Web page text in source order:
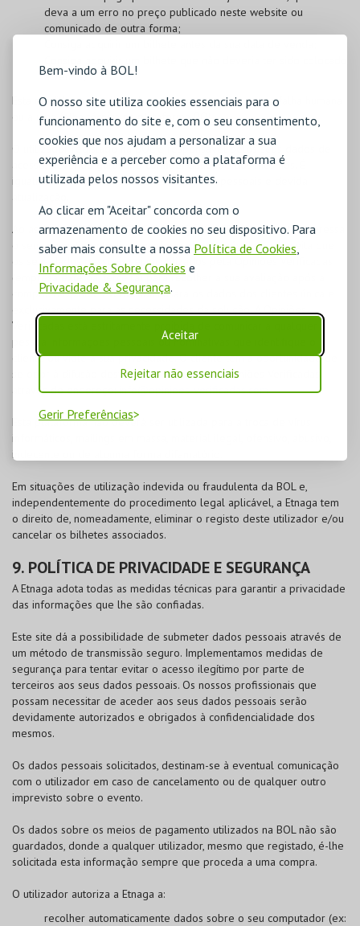
Bem-vindo à BOL!
O nosso site utiliza cookies essenciais para o
funcionamento do site e, com o seu consentimento,
cookies que nos ajudam a personalizar a sua
experiência e a perceber como a plataforma é
utilizada pelos nossos visitantes.
Ao clicar em "Aceitar" concorda com o
armazenamento de cookies no seu dispositivo. Para
saber mais consulte a nossa Política de Cookies,
Informações Sobre Cookies e
Privacidade & Segurança.
Aceitar
Rejeitar não essenciais
Gerir Preferências
deva a um erro no preço publicado neste website ou
comunicado de outra forma;
à venda;
Esta medida será aplicável quer o erro se deva a uma falha humana
ou a uma falha técnica na plataforma BOL.
O utilizador registado naBOLé responsável pelos seus dados de
acesso, devendo garantir a confidencialidade dos mesmos. É
igualmente responsável pelos seus dados pessoais e devida
Ao assinalar "LI E ACEITO AS CONDIÇÕES GERAIS", o cliente expressa
o seu consentimento, livre e informado, através do qual aceita que
os seus dados pessoais sejam utilizados pela Opiniões Verificadas
(empresa externa, terceira) para recolher a sua avaliação após a
compra. A Opiniões Verificadas usará os dados dos clientes única e
exclusivamente para as necessidades da solução. A Opiniões
Verificadas está estritamente proibida de comunicar a qualquer
pessoa informações pessoais ou nominativas que identifique o
cliente ou viole a sua privacidade. O cliente tem a oportunidade de
se opor à difusão desta informação para a Opiniões Verificadas
através do endereço:info@opinioes-verificadas.com
Esta plataforma não deverá ser utilizada para a troca de vírus
informáticos, mailings em massa, material ilegal, ofensivo, abusivo,
indecente ou de alguma forma difamatório.
Em situações de utilização indevida ou fraudulenta da BOLe,
independentemente do procedimento legal aplicável, a Etnaga tem
o direito de, nomeadamente, eliminar o registo deste utilizador e/ou
cancelar os bilhetes associados.
9. POLÍTICA DE PRIVACIDADE E SEGURANÇA
A Etnaga adota todas as medidas técnicas para garantir a privacidade
das informações que lhe são confiadas.
Este site dá a possibilidade de submeter dados pessoais através de
um método de transmissão seguro. Implementamos medidas de
segurança para tentar evitar o acesso ilegítimo por parte de
terceiros aos seus dados pessoais. Os nossos profissionais que
possam necessitar de aceder aos seus dados pessoais serão
devidamente autorizados e obrigados à confidencialidade dos
mesmos.
Os dados pessoais solicitados, destinam-se à eventual comunicação
com o utilizador em caso de cancelamento ou de qualquer outro
imprevisto sobre o evento.
Os dados sobre os meios de pagamento utilizados na BOLnão são
guardados, donde a qualquer utilizador, mesmo que registado, é-lhe
solicitada esta informação sempre que proceda a uma compra.
O utilizador autoriza a Etnaga a:
recolher automaticamente dados sobre o seu computador (ex: